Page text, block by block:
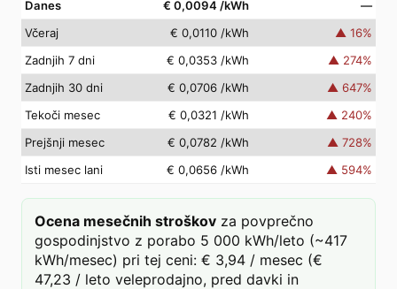
Danes € 0,0094 /kWh
—
Včeraj
€ 0,0110 /kWh ▲ 16%
Zadnjih 7 dni
€ 0,0353 /kWh ▲ 274%
Zadnjih 30 dni
€ 0,0706 /kWh ▲ 647%
Tekoči mesec
€ 0,0321 /kWh ▲ 240%
Prejšnji mesec
€ 0,0782 /kWh ▲ 728%
Isti mesec lani
€ 0,0656 /kWh ▲ 594%
Ocena mesečnih stroškov za povprečno
gospodinjstvo z porabo 5 000 kWh/leto (~417
kWh/mesec) pri tej ceni: € 3,94 / mesec (€
47,23 / leto veleprodajno, pred davki in